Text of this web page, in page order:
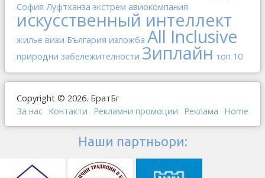
София Луфтханза экстрем авиокомпания
искусственный интеллект
жилье визи България изложба All Inclusive
природни забележителности Зиплайн топ 10
Copyright © 2026. БратБг
За нас Контакти Рекламни промоции Реклама Home
Наши партньори: